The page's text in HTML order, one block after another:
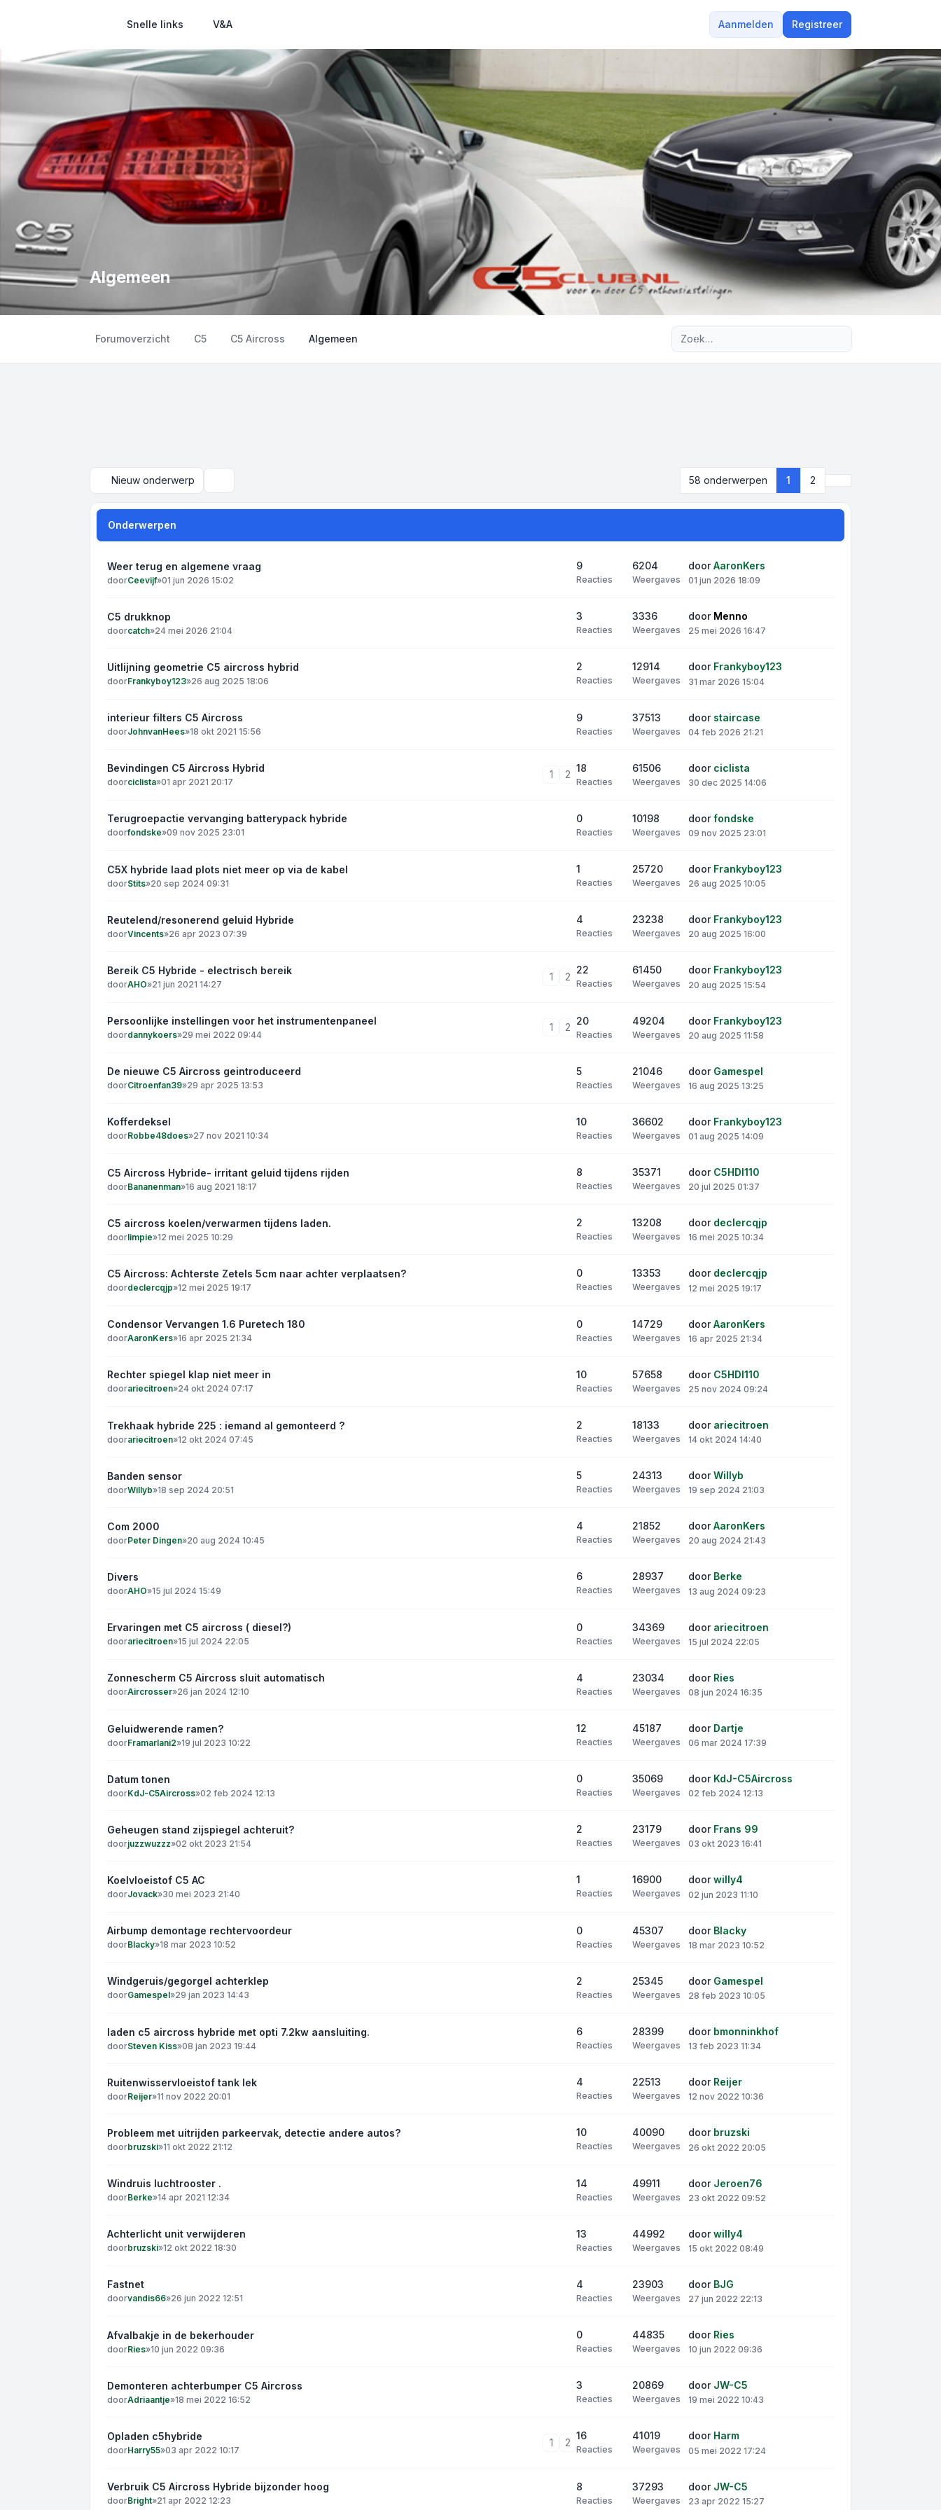
Snelle links V&A Aanmelden Registreer
Algemeen
Forumoverzicht C5 C5 Aircross Algemeen
Nieuw onderwerp 58 onderwerpen 1 2
Onderwerpen
Weer terug en algemene vraag
doorCeevijf»01 jun 2026 15:02
9
Reacties
6204
Weergaves
doorAaronKers
01 jun 2026 18:09
C5 drukknop
doorcatch»24 mei 2026 21:04
3
Reacties
3336
Weergaves
door Menno
25 mei 2026 16:47
Uitlijning geometrie C5 aircross hybrid
doorFrankyboy123»26 aug 2025 18:06
2
Reacties
12914
Weergaves
door Frankyboy123
31 mar 2026 15:04
interieur filters C5 Aircross
doorJohnvanHees»18 okt 2021 15:56
9
Reacties
37513
Weergaves
door staircase
04 feb 2026 21:21
Bevindingen C5 Aircross Hybrid
doorciclista»01 apr 2021 20:17
1 2
18
Reacties
61506
Weergaves
door ciclista
30 dec 2025 14:06
Terugroepactie vervanging batterypack hybride
doorfondske»09 nov 2025 23:01
0
Reacties
10198
Weergaves
doorfondske
09 nov 2025 23:01
C5X hybride laad plots niet meer op via de kabel
doorStits»20 sep 2024 09:31
1
Reacties
25720
Weergaves
door Frankyboy123
26 aug 2025 10:05
Reutelend/resonerend geluid Hybride
doorVincents»26 apr 2023 07:39
4
Reacties
23238
Weergaves
door Frankyboy123
20 aug 2025 16:00
Bereik C5 Hybride - electrisch bereik
doorAHO»21 jun 2021 14:27
1 2
22
Reacties
61450
Weergaves
door Frankyboy123
20 aug 2025 15:54
Persoonlijke instellingen voor het instrumentenpaneel
doordannykoers»29 mei 2022 09:44
1 2
20
Reacties
49204
Weergaves
door Frankyboy123
20 aug 2025 11:58
De nieuwe C5 Aircross geintroduceerd
doorCitroenfan39»29 apr 2025 13:53
5
Reacties
21046
Weergaves
door Gamespel
16 aug 2025 13:25
Kofferdeksel
doorRobbe48does»27 nov 2021 10:34
10
Reacties
36602
Weergaves
door Frankyboy123
01 aug 2025 14:09
C5 Aircross Hybride- irritant geluid tijdens rijden
doorBananenman»16 aug 2021 18:17
8
Reacties
35371
Weergaves
door C5HDI110
20 jul 2025 01:37
C5 aircross koelen/verwarmen tijdens laden.
doorlimpie»12 mei 2025 10:29
2
Reacties
13208
Weergaves
door declercqjp
16 mei 2025 10:34
C5 Aircross: Achterste Zetels 5cm naar achter verplaatsen?
doordeclercqjp»12 mei 2025 19:17
0
Reacties
13353
Weergaves
door declercqjp
12 mei 2025 19:17
Condensor Vervangen 1.6 Puretech 180
doorAaronKers»16 apr 2025 21:34
0
Reacties
14729
Weergaves
doorAaronKers
16 apr 2025 21:34
Rechter spiegel klap niet meer in
doorariecitroen»24 okt 2024 07:17
10
Reacties
57658
Weergaves
door C5HDI110
25 nov 2024 09:24
Trekhaak hybride 225 : iemand al gemonteerd ?
doorariecitroen»12 okt 2024 07:45
2
Reacties
18133
Weergaves
door ariecitroen
14 okt 2024 14:40
Banden sensor
doorWillyb»18 sep 2024 20:51
5
Reacties
24313
Weergaves
doorWillyb
19 sep 2024 21:03
Com 2000
doorPeter Dingen»20 aug 2024 10:45
4
Reacties
21852
Weergaves
doorAaronKers
20 aug 2024 21:43
Divers
doorAHO»15 jul 2024 15:49
6
Reacties
28937
Weergaves
door Berke
13 aug 2024 09:23
Ervaringen met C5 aircross ( diesel?)
doorariecitroen»15 jul 2024 22:05
0
Reacties
34369
Weergaves
door ariecitroen
15 jul 2024 22:05
Zonnescherm C5 Aircross sluit automatisch
doorAircrosser»26 jan 2024 12:10
4
Reacties
23034
Weergaves
door Ries
08 jun 2024 16:35
Geluidwerende ramen?
doorFramarlani2»19 jul 2023 10:22
12
Reacties
45187
Weergaves
door Dartje
06 mar 2024 17:39
Datum tonen
doorKdJ-C5Aircross»02 feb 2024 12:13
0
Reacties
35069
Weergaves
door KdJ-C5Aircross
02 feb 2024 12:13
Geheugen stand zijspiegel achteruit?
doorjuzzwuzzz»02 okt 2023 21:54
2
Reacties
23179
Weergaves
door Frans 99
03 okt 2023 16:41
Koelvloeistof C5 AC
doorJovack»30 mei 2023 21:40
1
Reacties
16900
Weergaves
doorwilly4
02 jun 2023 11:10
Airbump demontage rechtervoordeur
doorBlacky»18 mar 2023 10:52
0
Reacties
45307
Weergaves
door Blacky
18 mar 2023 10:52
Windgeruis/gegorgel achterklep
doorGamespel»29 jan 2023 14:43
2
Reacties
25345
Weergaves
door Gamespel
28 feb 2023 10:05
laden c5 aircross hybride met opti 7.2kw aansluiting.
doorSteven Kiss»08 jan 2023 19:44
6
Reacties
28399
Weergaves
door bmonninkhof
13 feb 2023 11:34
Ruitenwisservloeistof tank lek
doorReijer»11 nov 2022 20:01
4
Reacties
22513
Weergaves
door Reijer
12 nov 2022 10:36
Probleem met uitrijden parkeervak, detectie andere autos?
doorbruzski»11 okt 2022 21:12
10
Reacties
40090
Weergaves
door bruzski
26 okt 2022 20:05
Windruis luchtrooster .
doorBerke»14 apr 2021 12:34
14
Reacties
49911
Weergaves
door Jeroen76
23 okt 2022 09:52
Achterlicht unit verwijderen
doorbruzski»12 okt 2022 18:30
13
Reacties
44992
Weergaves
doorwilly4
15 okt 2022 08:49
Fastnet
doorvandis66»26 jun 2022 12:51
4
Reacties
23903
Weergaves
door BJG
27 jun 2022 22:13
Afvalbakje in de bekerhouder
doorRies»10 jun 2022 09:36
0
Reacties
44835
Weergaves
door Ries
10 jun 2022 09:36
Demonteren achterbumper C5 Aircross
doorAdriaantje»18 mei 2022 16:52
3
Reacties
20869
Weergaves
door JW-C5
19 mei 2022 10:43
Opladen c5hybride
doorHarry55»03 apr 2022 10:17
1 2
16
Reacties
41019
Weergaves
door Harm
05 mei 2022 17:24
Verbruik C5 Aircross Hybride bijzonder hoog
doorBright»21 apr 2022 12:23
8
Reacties
37293
Weergaves
door JW-C5
23 apr 2022 15:27